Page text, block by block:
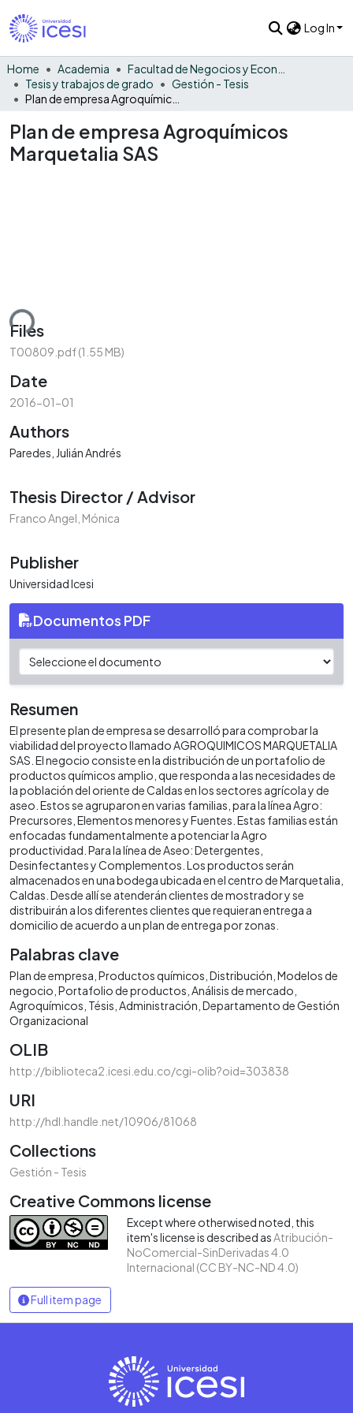
Log In
Home Academia
Tesis y trabajos de grado
Gestión - Tesis
Plan de empresa Agroquímicos
Marquetalia SAS
Files
T00809.pdf(1.55 MB)
Date
2016-01-01
Authors
Paredes, Julián Andrés
Thesis Director / Advisor
Franco Angel, Mónica
Publisher
Universidad Icesi
Documentos PDF
Resumen
El presente plan de empresa se desarrolló para comprobar la
viabilidad del proyecto llamado AGROQUIMICOS MARQUETALIA
SAS. El negocio consiste en la distribución de un portafolio de
productos químicos amplio, que responda a las necesidades de
la población del oriente de Caldas en los sectores agrícola y de
aseo. Estos se agruparon en varias familias, para la línea Agro:
Precursores, Elementos menores y Fuentes. Estas familias están
enfocadas fundamentalmente a potenciar la Agro
productividad. Para la línea de Aseo: Detergentes,
Desinfectantes y Complementos. Los productos serán
almacenados en una bodega ubicada en el centro de Marquetalia,
Caldas. Desde allí se atenderán clientes de mostrador y se
distribuirán a los diferentes clientes que requieran entrega a
domicilio de acuerdo a un plan de entrega por zonas.
Palabras clave
Plan de empresa Productos químicos Distribución Modelos de
negocio Portafolio de productos Análisis de mercado
Agroquímicos Tésis Administración Departamento de Gestión
Organizacional
OLIB
http://biblioteca2.icesi.edu.co/cgi-olib?oid=303838
URI
http://hdl.handle.net/10906/81068
Collections
Gestión - Tesis
Creative Commons license
Except where otherwised noted, this
item's license is described asAtribución-
NoComercial-SinDerivadas 4.0
Internacional (CC BY-NC-ND 4.0)
Full item page